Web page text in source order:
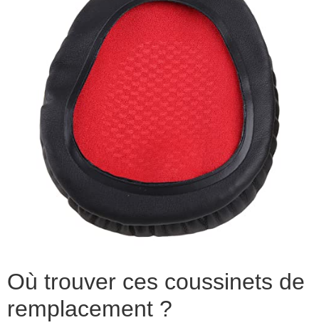
Où trouver ces coussinets de
remplacement ?